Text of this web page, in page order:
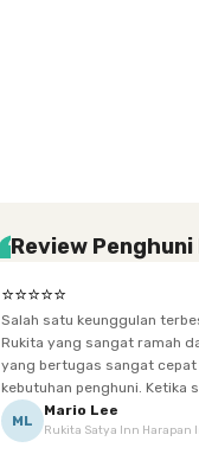
Review
⭐⭐⭐⭐⭐
Salah satu keunggulan
Rukita yang sangat ramah
yang bertugas sangat cepat dalam merespons
kebutuhan penghuni. Ketika saya meminta keset karena
sempat terpeleset, permintaan tersebut langsung
ML
Mario Lee
Rukita Satya Inn Harapan